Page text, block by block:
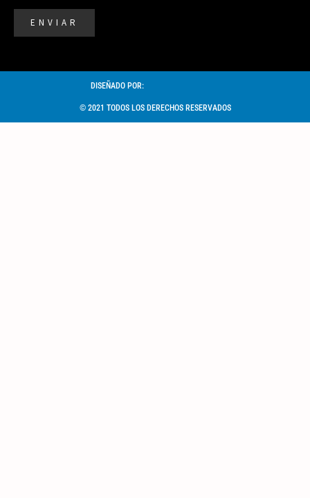
ENVIAR
DISEÑADO POR:
© 2021 TODOS LOS DERECHOS RESERVADOS